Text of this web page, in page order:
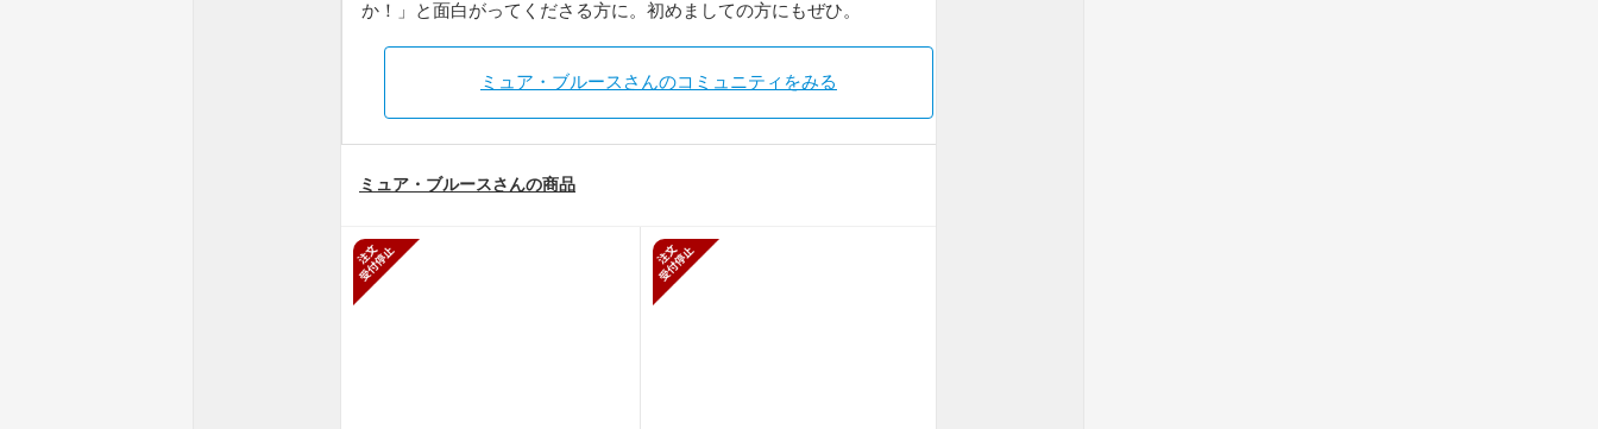
か！」と面白がってくださる方に。初めましての方にもぜひ。
ミュア・ブルースさんのコミュニティをみる
ミュア・ブルースさんの商品